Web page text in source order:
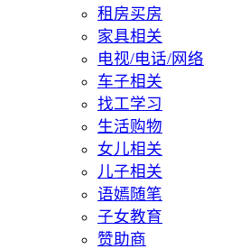
租房买房
家具相关
电视/电话/网络
车子相关
找工学习
生活购物
女儿相关
儿子相关
语嫣随笔
子女教育
赞助商